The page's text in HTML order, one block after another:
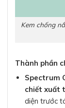
Kem chống
Thành phần
Spectrum
chiết xuất
diện trước